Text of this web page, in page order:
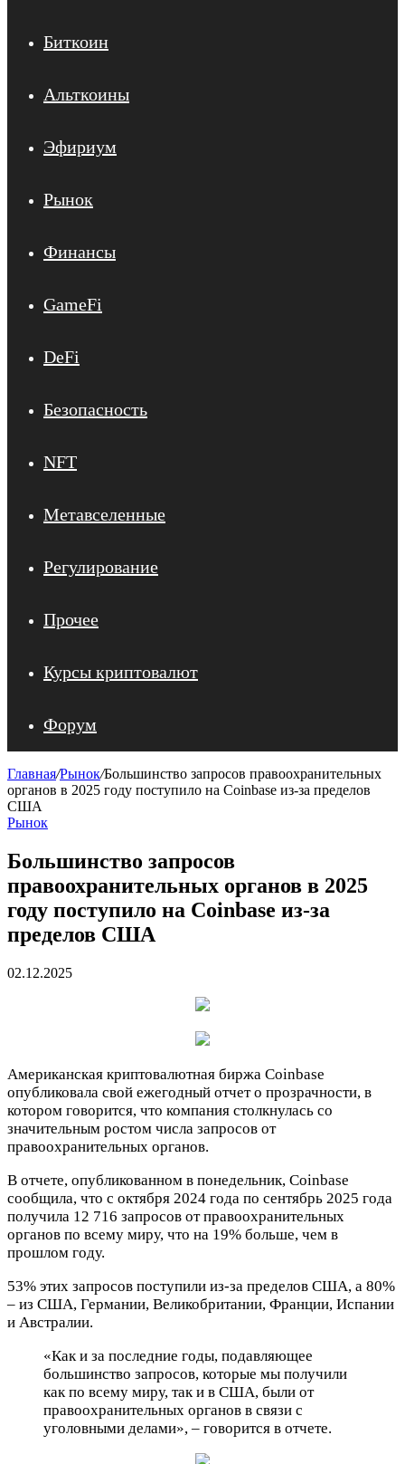
Биткоин
Альткоины
Эфириум
Рынок
Финансы
GameFi
DeFi
Безопасность
NFT
Метавселенные
Регулирование
Прочее
Курсы криптовалют
Форум
Главная/Рынок/Большинство запросов правоохранительных
органов в 2025 году поступило на Coinbase из-за пределов
США
Рынок
Большинство запросов
правоохранительных органов в 2025
году поступило на Coinbase из-за
пределов США
02.12.2025
Американская криптовалютная биржа Coinbase
опубликовала свой ежегодный отчет о прозрачности, в
котором говорится, что компания столкнулась со
значительным ростом числа запросов от
правоохранительных органов.
В отчете, опубликованном в понедельник, Coinbase
сообщила, что с октября 2024 года по сентябрь 2025 года
получила 12 716 запросов от правоохранительных
органов по всему миру, что на 19% больше, чем в
прошлом году.
53% этих запросов поступили из-за пределов США, а 80%
– из США, Германии, Великобритании, Франции, Испании
и Австралии.
«Как и за последние годы, подавляющее
большинство запросов, которые мы получили
как по всему миру, так и в США, были от
правоохранительных органов в связи с
уголовными делами», – говорится в отчете.